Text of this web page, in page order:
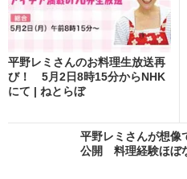
平野レミさんのお料理生放送再
び！ 5月2日8時15分からNHK
にて | ねとらぼ
平野レミさんが想像
公開 料理経験ほぼ